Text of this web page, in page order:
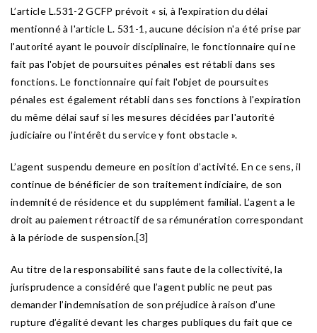
L’article L.531-2 GCFP prévoit « si, à l'expiration du délai
mentionné à l'article L. 531-1, aucune décision n'a été prise par
l'autorité ayant le pouvoir disciplinaire, le fonctionnaire qui ne
fait pas l'objet de poursuites pénales est rétabli dans ses
fonctions. Le fonctionnaire qui fait l'objet de poursuites
pénales est également rétabli dans ses fonctions à l'expiration
du même délai sauf si les mesures décidées par l'autorité
judiciaire ou l'intérêt du service y font obstacle ».
L’agent suspendu demeure en position d’activité. En ce sens, il
continue de bénéficier de son traitement indiciaire, de son
indemnité de résidence et du supplément familial. L’agent a le
droit au paiement rétroactif de sa rémunération correspondant
à la période de suspension.[3]
Au titre de la responsabilité sans faute de la collectivité, la
jurisprudence a considéré que l’agent public ne peut pas
demander l’indemnisation de son préjudice à raison d’une
rupture d’égalité devant les charges publiques du fait que ce